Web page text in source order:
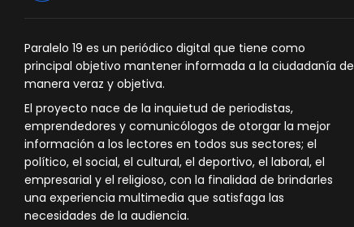
Paralelo 19 es un periódico digital que tiene como
principal objetivo mantener informada a la ciudadanía de
manera veraz y objetiva.
El proyecto nace de la inquietud de periodistas,
emprendedores y comunicólogos de otorgar la mejor
información a los lectores en todos sus sectores; el
político, el social, el cultural, el deportivo, el laboral, el
empresarial y el religioso, con la finalidad de brindarles
una experiencia multimedia que satisfaga las
necesidades de la audiencia.